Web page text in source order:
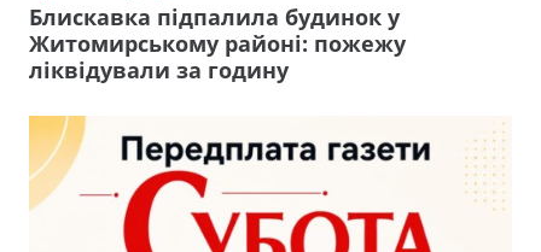
Блискавка підпалила будинок у
Житомирському районі: пожежу
ліквідували за годину